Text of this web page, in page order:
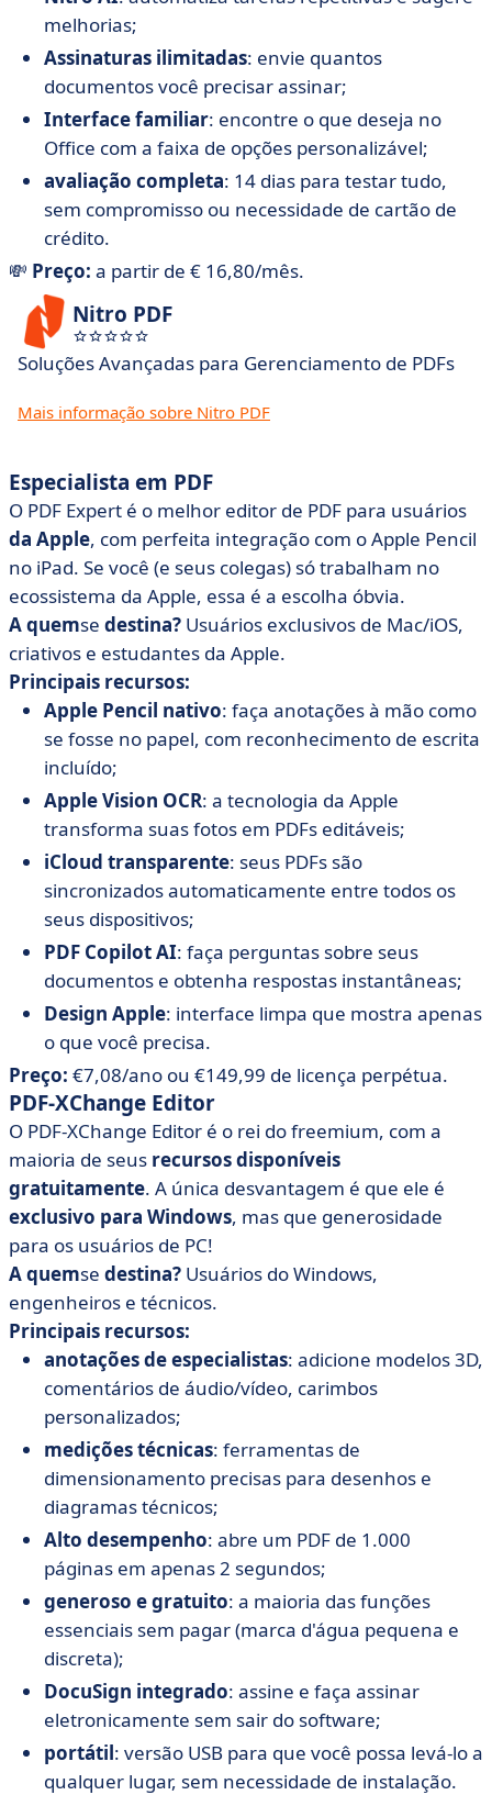
melhorias;
Assinaturas ilimitadas: envie quantos
documentos você precisar assinar;
Interface familiar: encontre o que deseja no
Office com a faixa de opções personalizável;
avaliação completa: 14 dias para testar tudo,
sem compromisso ou necessidade de cartão de
crédito.
💸 Preço: a partir de € 16,80/mês.
Nitro PDF
Soluções Avançadas para Gerenciamento de PDFs
Mais informação sobre Nitro PDF
Especialista em PDF
O PDF Expert é o melhor editor de PDF para usuários
da Apple, com perfeita integração com o Apple Pencil
no iPad. Se você (e seus colegas) só trabalham no
ecossistema da Apple, essa é a escolha óbvia.
A quemse destina? Usuários exclusivos de Mac/iOS,
criativos e estudantes da Apple.
Principais recursos:
Apple Pencil nativo: faça anotações à mão como
se fosse no papel, com reconhecimento de escrita
incluído;
Apple Vision OCR: a tecnologia da Apple
transforma suas fotos em PDFs editáveis;
iCloud transparente: seus PDFs são
sincronizados automaticamente entre todos os
seus dispositivos;
PDF Copilot AI: faça perguntas sobre seus
documentos e obtenha respostas instantâneas;
Design Apple: interface limpa que mostra apenas
o que você precisa.
Preço: €7,08/ano ou €149,99 de licença perpétua.
PDF-XChange Editor
O PDF-XChange Editor é o rei do freemium, com a
maioria de seus recursos disponíveis
gratuitamente. A única desvantagem é que ele é
exclusivo para Windows, mas que generosidade
para os usuários de PC!
A quemse destina? Usuários do Windows,
engenheiros e técnicos.
Principais recursos:
anotações de especialistas: adicione modelos 3D,
comentários de áudio/vídeo, carimbos
personalizados;
medições técnicas: ferramentas de
dimensionamento precisas para desenhos e
diagramas técnicos;
Alto desempenho: abre um PDF de 1.000
páginas em apenas 2 segundos;
generoso e gratuito: a maioria das funções
essenciais sem pagar (marca d'água pequena e
discreta);
DocuSign integrado: assine e faça assinar
eletronicamente sem sair do software;
portátil: versão USB para que você possa levá-lo a
qualquer lugar, sem necessidade de instalação.